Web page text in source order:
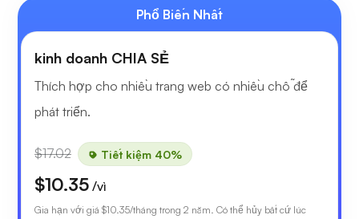
Phổ Biến Nhất
kinh doanh CHIA SẺ
Thích hợp cho nhiều trang web có nhiều chỗ để
phát triển.
$17.02 Tiết kiệm 40%
$10.35 /vì
Gia hạn với giá $10.35/tháng trong 2 năm. Có thể hủy bất cứ lúc